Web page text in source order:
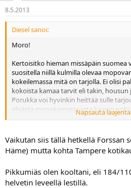
8.5.2013
Diesel sanoi:
Moro!
Kertoisitko hieman missäpäin
suositella niillä kulmilla olevaa
kokeilemassa mitä on tarjolla. Ei olisi
kokoista kamaa tarvit eli takin,
Porukka voi hyvinkin heittää sulle
ehjästä mopokamasta jota kaapin
jopa pistää infoa jos jotain sopivaa on
Kertoisitko vielä minkälaista ajoa on
lenkit ja pikaiset reissut kaverin kanssa
lukien level2 selkäpanssari. Tähän vielä
valmiina. Helppo lähtee kaffelle kun ei
Napsauta
Vaikutan siis tällä hetkellä Forssan
Häme) mutta kohta Tampere
Pikkumiäs olen kooltani, eli 184/
helvetin leveellä lestillä.